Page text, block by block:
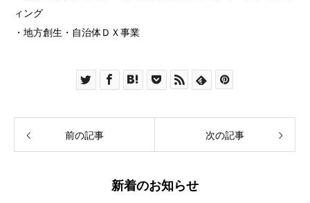
ィング
・地方創生・自治体ＤＸ事業
前の記事 次の記事
新着のお知らせ